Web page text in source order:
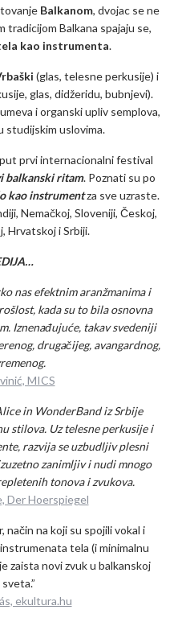
Balkanom, dvojac se ne
tradicijom Balkana spajaju se,
kao instrumenta.
(glas, telesne perkusije) i
glas, didžeridu, bubnjevi).
i organski upliv semplova,
studijskim uslovima.
prvi internacionalni festival
balkanski ritam. Poznati su po
kao instrumentza sve uzraste.
Nemačkoj, Sloveniji, Českoj,
Hrvatskoj i Srbiji.
nas efektnim aranžmanima i
kada su to bila osnovna
Iznenađujuće, takav svedeniji
drugačijeg, avangardnog,
MICS
in WonderBand iz Srbije
stilova. Uz telesne perkusije i
razvija se uzbudljiv plesni
zanimljiv i nudi mnogo
tonova i zvukova.
Der Hoerspiegel
način na koji su spojili vokal i
tela (i minimalnu
zaista novi zvuk u balkanskoj
ekultura.hu